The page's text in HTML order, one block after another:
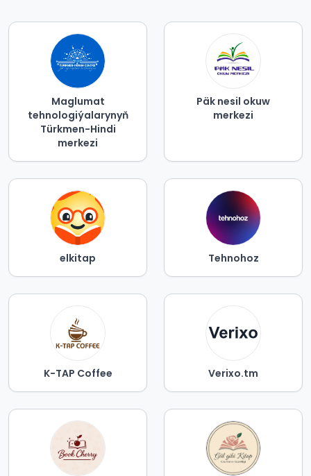
Maglumat
tehnologiýalarynyň
Türkmen-Hindi
merkezi
Päk nesil okuw
merkezi
elkitap Tehnohoz
K-TAP Coffee Verixo.tm